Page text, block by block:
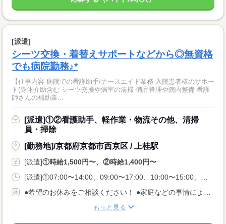
[派遣]
シーツ交換・着替えサポートなどから◎無資格
でも病院勤務♪*
【仕事内容 病院での看護助手/ナースエイド業務 入院患者様のサポー
ト(身体介助含む シーツ交換や病室の清掃 備品管理や院内整備 看護
師さんの補助業...
[派遣]①②看護助手、軽作業・物流その他、清掃
員・掃除
[勤務地]/京都府京都市西京区 / 上桂駅
[派遣]①時給1,500円〜、②時給1,400円〜
もっと見る